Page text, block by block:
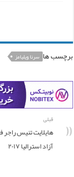
برچسب ها سرنا ویلیامز
قبلی
هایلایت تنیس راجر
آزاد استرالیا ۲۰۱۷